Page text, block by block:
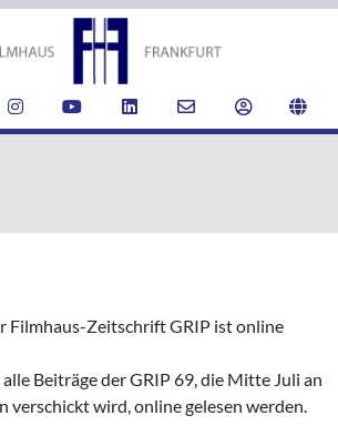
Filmhaus-Zeitschrift GRIP ist online
Beiträge der GRIP 69, die Mitte Juli an
verschickt wird, online gelesen werden.